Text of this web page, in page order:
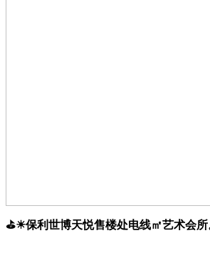
⛳☀︎保利世博天悦售楼处电线㎡艺术会所